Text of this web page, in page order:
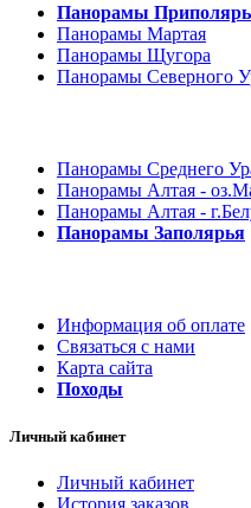
Панорамы
Панорамы Мартая
Панорамы Щугора
Панорамы Северного
Панорамы Среднего
Панорамы Алтая -
Панорамы Алтая -
Панорамы Заполярья
Информация об оплате
Связаться с нами
Карта сайта
Походы
Личный кабинет
Личный кабинет
История заказов